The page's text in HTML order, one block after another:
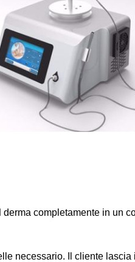
completamente in un
necessario. Il cliente